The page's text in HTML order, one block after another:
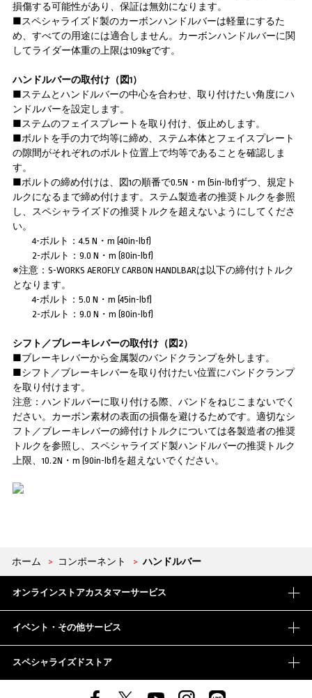
損傷する可能性があり、保証は無効になります。
■スペシャライズド製のカーボンハンドルバーは軽量にするた
め、すべての用途には適合しません。カーボンハンドルバーに関
してライダー体重の上限は109kgです。
ハンドルバーの取付け（図1）
■ステムとハンドルバーの中心を合わせ、取り付けたい角度にハ
ンドルバーを設定します。
■ステムのフェイスプレートを取り付け、仮止めします。
■ボルトを手の力で均等に締め、ステム本体とフェイスプレート
の隙間がそれぞれのボルト位置上で均等であることを確認しま
す。
■ボルトの締め付けは、図1の順番で0.5N・m (5in-lbf)ずつ、規定ト
ルクになるまで締め付けます。ステム製造者の推奨トルクを参照
し、スペシャライズドの推奨トルクを超えないようにしてくださ
い。
4-ボルト：4.5 N・m (40in-lbf)
2-ボルト：9.0 N・m (80in-lbf)
※注意：S-WORKS AEROFLY CARBON HANDLBARは以下の締付けトルク
となります。
4-ボルト：5.0 N・m (45in-lbf)
2-ボルト：9.0 N・m (80in-lbf)
シフト／ブレーキレバーの取付け（図2）
■ブレーキレバーから金属製のバンドクランプを外します。
■シフト／ブレーキレバーを取り付けたい位置にバンドクランプ
を取り付けます。
注意：ハンドルバーに取り付ける際、バンドをねじこまないでく
ださい。カーボン素材の表面の損傷を避けるためです。適切なシ
フト／ブレーキレバーの締付けトルクについては各製造者の推奨
トルクを参照し、スペシャライズド製ハンドルバーの推奨トルク
上限、10.2N・m (90in-lbf)を超えないでください。
ホーム > コンポーネント > ハンドルバー
オンラインストアカスタマーサービス
イベント・その他サービス
スペシャライズドストア